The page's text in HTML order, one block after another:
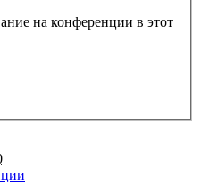
на конференции в этот